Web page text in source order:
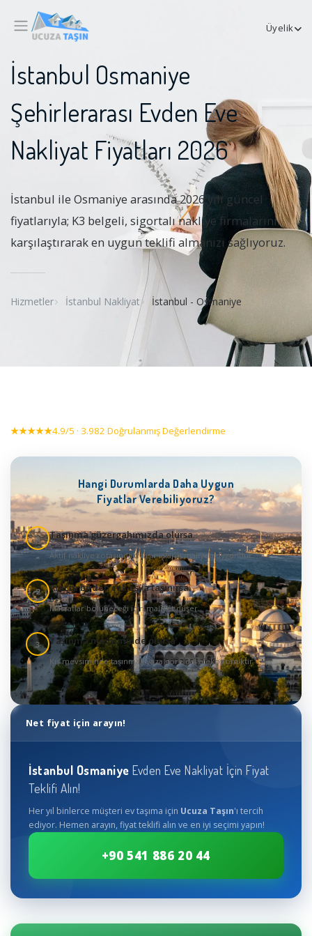
Üyelik
İstanbul Osmaniye
Şehirlerarası Evden Eve
Nakliyat Fiyatları 2026
İstanbul ile Osmaniye arasında 2026 yılı güncel
fiyatlarıyla; K3 belgeli, sigortalı nakliye firmalarını
karşılaştırarak en uygun teklifi almanızı sağlıyoruz.
Hizmetler İstanbul Nakliyat İstanbul - Osmaniye
★★★★★4.9/5 · 3.982 Doğrulanmış Değerlendirme
Hangi Durumlarda Daha Uygun
Fiyatlar Verebiliyoruz?
1 Taşınma güzergahımızda olursa
Aktif nakliye rotasındaki taşımaların maliyeti uygundur
2 Araçta birden çok eşya taşınırsa
Masraflar bölüneceği için maliyet düşer
3 Taşınma mevsiminde olursa
Kış mevsiminde taşınmak yaza göre daha ekonomiktir
Net fiyat için arayın!
İstanbul Osmaniye Evden Eve Nakliyat İçin Fiyat
Teklifi Alın!
Her yıl binlerce müşteri ev taşıma için Ucuza Taşın'ı tercih
ediyor. Hemen arayın, fiyat teklifi alın ve en iyi seçimi yapın!
+90 541 886 20 44